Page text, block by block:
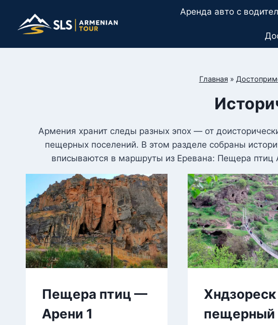
содержимому
Аренда авто с
Главная »
Армения хранит следы разных эпох — от
пещерных поселений. В этом разделе собраны
вписываются в маршруты из Еревана: Пещера птиц
Пещера птиц —
Арени 1
пещерный